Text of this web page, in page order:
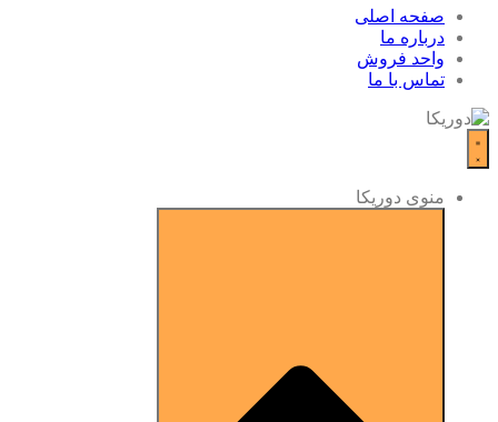
صفحه اصلی
درباره ما
واحد فروش
تماس با ما
منوی دوریکا